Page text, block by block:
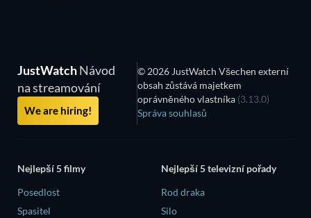
JustWatchNávod
na streamování
We are hiring!
© 2026 JustWatch Všechen externí
obsah zůstává majetkem
oprávněného vlastníka (3.13.0)
Správa souhlasů
Nejlepší 5 filmy
Posedlost
Spasitel
Nejlepší 5 televizní pořady
Rod draka
Silo